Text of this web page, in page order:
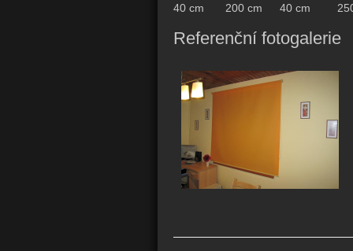
40 cm 200 cm 40 cm
Referenční fotogalerie